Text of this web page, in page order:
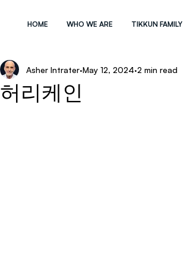
HOME WHO WE ARE TIKKUN FAMILY
허리케인
Asher Intrater May 12, 2024 2 min read